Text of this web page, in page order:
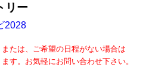
リー
たは、ご希望の日程がない場合は
す。お気軽にお問い合わせ下さい。